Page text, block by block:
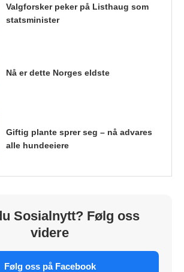
Valgforsker peker på Listhaug som
statsminister
Nå er dette Norges eldste
Giftig plante sprer seg – nå advares
alle hundeeiere
Sosialnytt? Følg oss
videre
Følg oss på Facebook